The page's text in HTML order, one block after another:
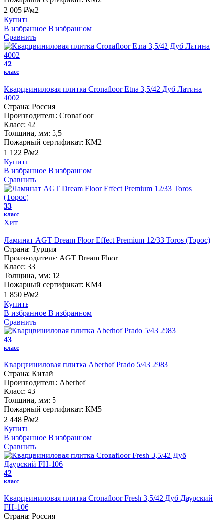
2 005 ₽/м2
Купить
В избранное В избранном
Сравнить
42
класс
Кварцвиниловая плитка Cronafloor Etna 3,5/42 Дуб Латина
4002
Страна: Россия
Производитель: Cronafloor
Класс: 42
Толщина, мм: 3,5
Пожарный сертификат: КМ2
1 122 ₽/м2
Купить
В избранное В избранном
Сравнить
33
класс
Хит
Ламинат AGT Dream Floor Effect Premium 12/33 Toros (Торос)
Страна: Турция
Производитель: AGT Dream Floor
Класс: 33
Толщина, мм: 12
Пожарный сертификат: КМ4
1 850 ₽/м2
Купить
В избранное В избранном
Сравнить
43
класс
Кварцвиниловая плитка Aberhof Prado 5/43 2983
Страна: Китай
Производитель: Aberhof
Класс: 43
Толщина, мм: 5
Пожарный сертификат: КМ5
2 448 ₽/м2
Купить
В избранное В избранном
Сравнить
42
класс
Кварцвиниловая плитка Cronafloor Fresh 3,5/42 Дуб Даурский
FH-106
Страна: Россия